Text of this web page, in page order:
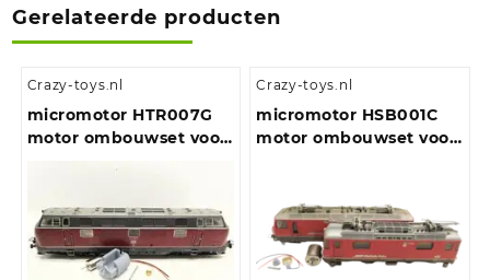
Gerelateerde producten
Crazy-toys.nl
micromotor HTR007G
motor ombouwset voor
Crazy-toys.nl
micromotor HSB001C
motor ombouwset voor
met Schnittstelle en
vliegwiel)